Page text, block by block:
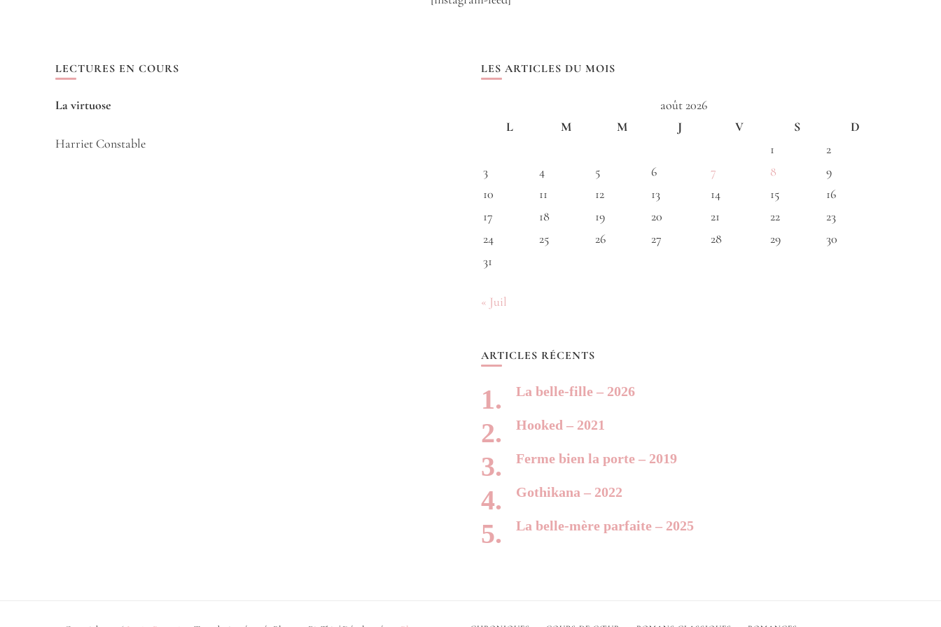
LECTURES EN COURS
La virtuose
Harriet Constable
LES ARTICLES DU MOIS
août 2026
L
M M J V S
D
1
2
3
4 5 6 7 8
9
10
11 12 13 14 15
16
17
18 19 20 21 22
23
24
25 26 27 28 29
30
31
« Juil
ARTICLES RÉCENTS
La belle-fille – 2026
Hooked – 2021
Ferme bien la porte – 2019
Gothikana – 2022
La belle-mère parfaite – 2025